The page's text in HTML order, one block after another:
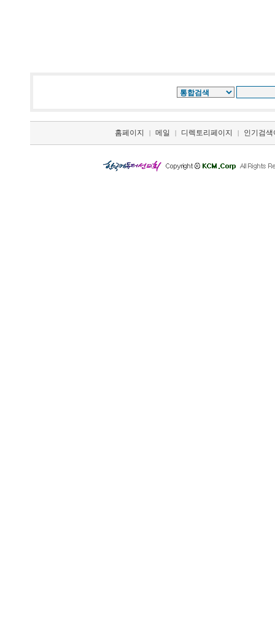
홈페이지 | 메일 | 디렉토리페이지 | 인기검색